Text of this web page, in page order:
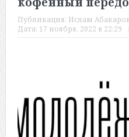
Публикация: Ислам Абакаров
Дата: 17 ноября, 2022 в 22:29